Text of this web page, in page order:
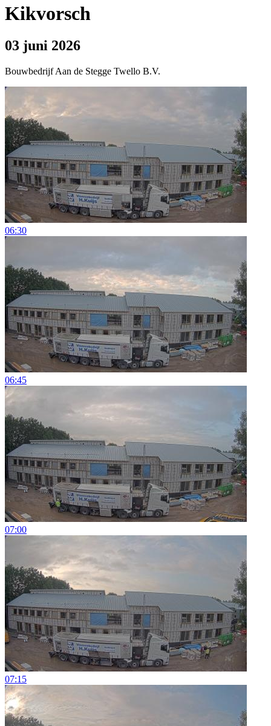
Kikvorsch
03 juni 2026
Bouwbedrijf Aan de Stegge Twello B.V.
06:30
06:45
07:00
07:15